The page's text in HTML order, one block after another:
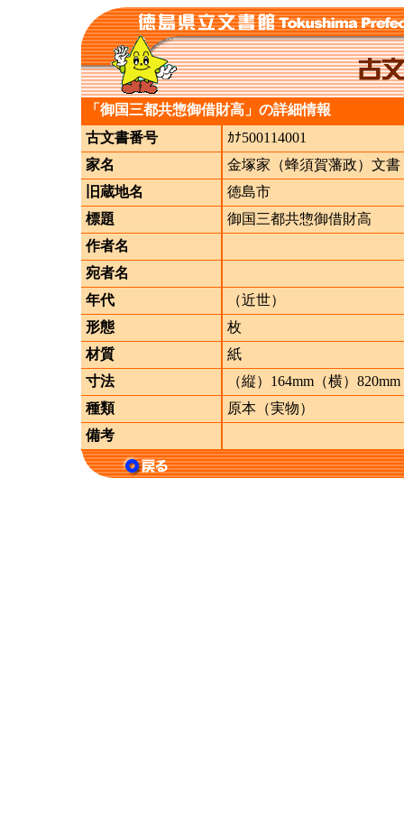
「御国三都共惣御借財高」の詳細情報
古文書番号
ｶﾅ500114001
家名
金塚家（蜂須賀藩政）文書
旧蔵地名
徳島市
標題
御国三都共惣御借財高
作者名
宛者名
年代
（近世）
形態
枚
材質
紙
寸法
（縦）164mm（横）820mm
種類
原本（実物）
備考